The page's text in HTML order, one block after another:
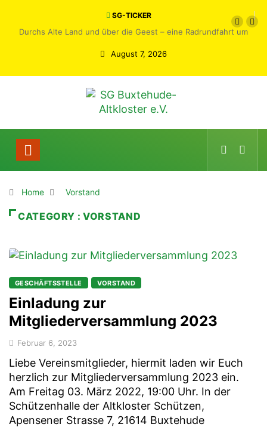
SG-TICKER
Durchs Alte Land und über die Geest – eine Radrundfahrt um
August 7, 2026
Home Vorstand
CATEGORY : VORSTAND
GESCHÄFTSSTELLE VORSTAND
Einladung zur
Mitgliederversammlung 2023
Februar 6, 2023
Liebe Vereinsmitglieder, hiermit laden wir Euch
herzlich zur Mitgliederversammlung 2023 ein.
Am Freitag 03. März 2022, 19:00 Uhr. In der
Schützenhalle der Altkloster Schützen,
Apensener Strasse 7, 21614 Buxtehude